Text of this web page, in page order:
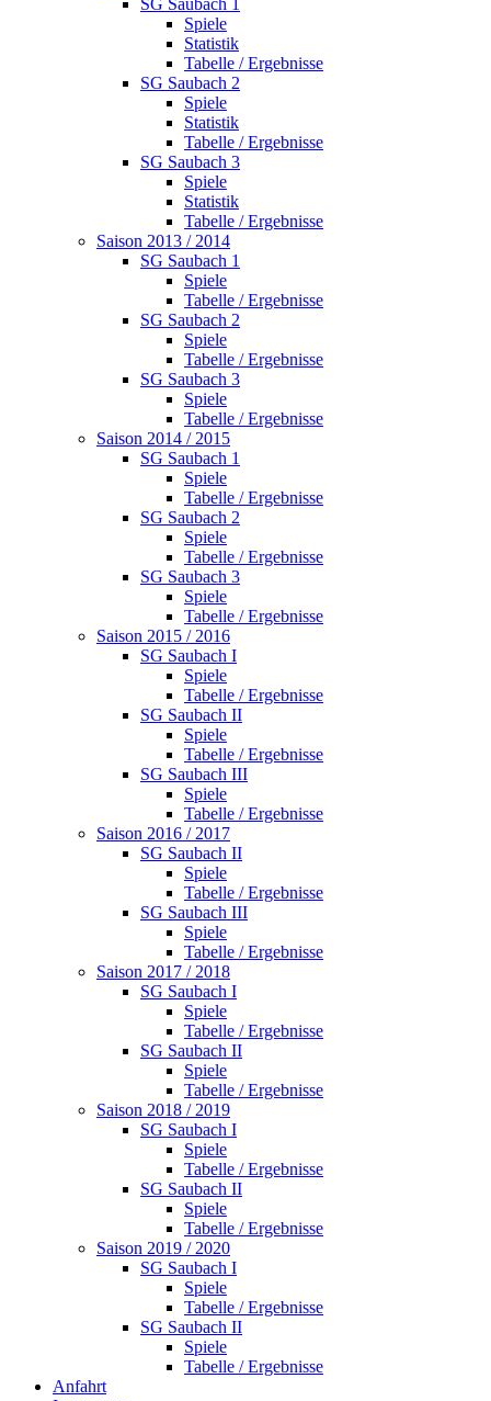
SG Saubach 1
Spiele
Statistik
Tabelle / Ergebnisse
SG Saubach 2
Spiele
Statistik
Tabelle / Ergebnisse
SG Saubach 3
Spiele
Statistik
Tabelle / Ergebnisse
Saison 2013 / 2014
SG Saubach 1
Spiele
Tabelle / Ergebnisse
SG Saubach 2
Spiele
Tabelle / Ergebnisse
SG Saubach 3
Spiele
Tabelle / Ergebnisse
Saison 2014 / 2015
SG Saubach 1
Spiele
Tabelle / Ergebnisse
SG Saubach 2
Spiele
Tabelle / Ergebnisse
SG Saubach 3
Spiele
Tabelle / Ergebnisse
Saison 2015 / 2016
SG Saubach I
Spiele
Tabelle / Ergebnisse
SG Saubach II
Spiele
Tabelle / Ergebnisse
SG Saubach III
Spiele
Tabelle / Ergebnisse
Saison 2016 / 2017
SG Saubach II
Spiele
Tabelle / Ergebnisse
SG Saubach III
Spiele
Tabelle / Ergebnisse
Saison 2017 / 2018
SG Saubach I
Spiele
Tabelle / Ergebnisse
SG Saubach II
Spiele
Tabelle / Ergebnisse
Saison 2018 / 2019
SG Saubach I
Spiele
Tabelle / Ergebnisse
SG Saubach II
Spiele
Tabelle / Ergebnisse
Saison 2019 / 2020
SG Saubach I
Spiele
Tabelle / Ergebnisse
SG Saubach II
Spiele
Tabelle / Ergebnisse
Anfahrt